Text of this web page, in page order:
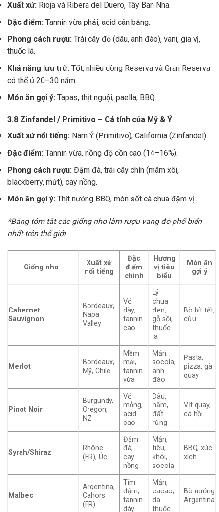
Xuất xứ: Rioja và Ribera del Duero, Tây Ban Nha.
Đặc điểm: Tannin vừa phải, acid cân bằng.
Phong cách rượu: Trái cây đỏ (dâu, anh đào), vani, gia vị,
thuốc lá.
Khả năng lưu trữ: Tốt, nhiều dòng Reserva và Gran Reserva
có thể ủ 20–30 năm.
Món ăn gợi ý: Tapas, thịt nguội, paella, BBQ.
3.8 Zinfandel / Primitivo – Cá tính của Mỹ & Ý
Xuất xứ nổi tiếng: Nam Ý (Primitivo), California (Zinfandel).
Đặc điểm: Tannin vừa, nồng độ cồn cao (14–16%).
Phong cách rượu: Đậm đà, trái cây chín (mâm xôi,
blackberry, mứt), cay nồng.
Món ăn gợi ý: Thịt nướng BBQ, món sốt cà chua đậm vị.
*Bảng tóm tắt các giống nho làm rượu vang đỏ phổ biến
nhất trên thế giới
Giống nho
Xuất xứ
nổi tiếng
Đặc
điểm
chính
Hương
vị tiêu
biểu
Món ăn
gợi ý
Cabernet
Sauvignon
Bordeaux,
Napa
Valley
Vỏ
dày,
tannin
cao
Lý
chua
đen,
gỗ sồi,
thuốc
lá
Bò bít tết,
cừu
Merlot
Bordeaux,
Mỹ, Chile
Mềm
mại,
tannin
vừa
Mận,
socola,
anh
đào
Pasta,
pizza, gà
quay
Pinot Noir
Burgundy,
Oregon,
NZ
Vỏ
mỏng,
acid
cao
Dâu,
nấm,
đất
rừng
Vịt quay,
cá hồi
Syrah/Shiraz
Rhône
(FR), Úc
Đậm
đà,
cay
nồng
Mận,
tiêu,
khói,
socola
BBQ, xúc
xích
Malbec
Argentina,
Cahors
(FR)
Tím
đậm,
tannin
dày
Mận,
cacao,
da
thuộc
Bò nướng
Argentina